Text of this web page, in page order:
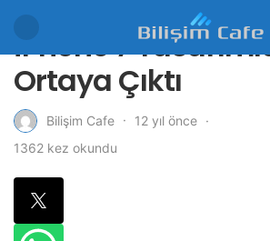
iPhone 7
Ortaya Çıktı
Bilişim Cafe
12 yıl önce
1362 kez okundu